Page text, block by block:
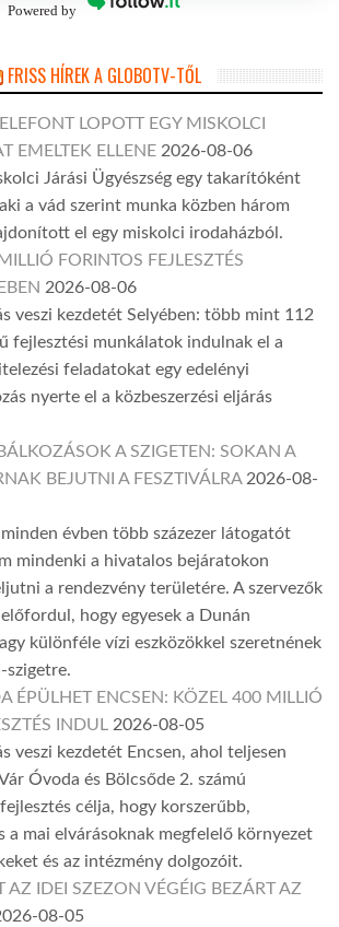
Powered by
FRISS HÍREK A GLOBOTV-TŐL
LOPOTT EGY MISKOLCI
EMELTEK ELLENE 2026-08-06
Járási Ügyészség egy takarítóként
a vád szerint munka közben három
el egy miskolci irodaházból.
FORINTOS FEJLESZTÉS
2026-08-06
veszi kezdetét Selyében: több mint 112
fejlesztési munkálatok indulnak el a
feladatokat egy edelényi
nyerte el a közbeszerzési eljárás
A SZIGETEN: SOKAN A
BEJUTNI A FESZTIVÁLRA 2026-08-
évben több százezer látogatót
mindenki a hivatalos bejáratokon
a rendezvény területére. A szervezők
hogy egyesek a Dunán
különféle vízi eszközökkel szeretnének
szigetre.
ÉPÜLHET ENCSEN: KÖZEL 400 MILLIÓ
INDUL 2026-08-05
veszi kezdetét Encsen, ahol teljesen
Óvoda és Bölcsőde 2. számú
célja, hogy korszerűbb,
a mai elvárásoknak megfelelő környezet
és az intézmény dolgozóit.
AZ IDEI SZEZON VÉGÉIG BEZÁRT AZ
08-05